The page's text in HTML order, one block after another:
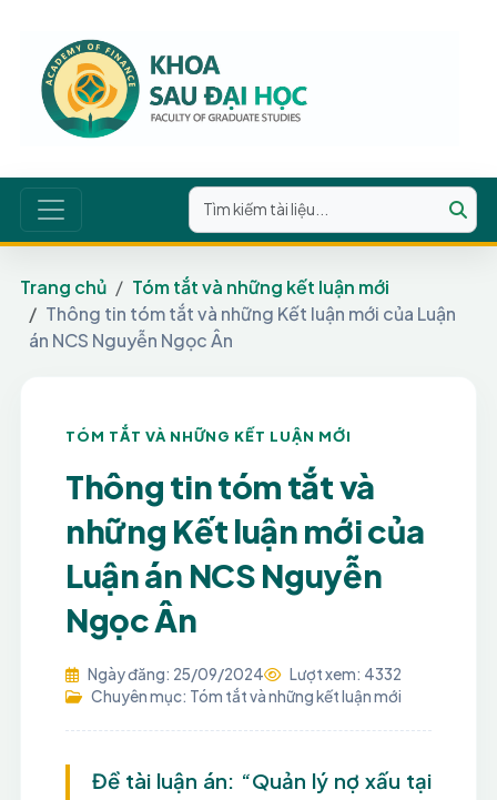
Trang chủ
Tóm tắt và những kết luận mới
Thông tin tóm tắt và những Kết luận mới của Luận
án NCS Nguyễn Ngọc Ân
TÓM TẮT VÀ NHỮNG KẾT LUẬN MỚI
Thông tin tóm tắt và
những Kết luận mới của
Luận án NCS Nguyễn
Ngọc Ân
Ngày đăng: 25/09/2024
Lượt xem: 4332
Chuyên mục: Tóm tắt và những kết luận mới
Đề tài luận án: “Quản lý nợ xấu tại